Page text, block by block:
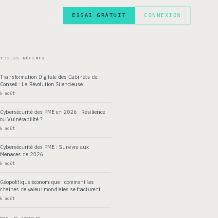
ESSAI GRATUIT CONNEXION
RÉCENTS
Transformation Digitale des Cabinets de
Conseil : La Révolution Silencieuse
6 août
Cybersécurité des PME en 2026 : Résilience
ou Vulnérabilité ?
6 août
Cybersécurité des PME : Survivre aux
Menaces de 2026
6 août
Géopolitique économique : comment les
chaînes de valeur mondiales se fracturent
6 août